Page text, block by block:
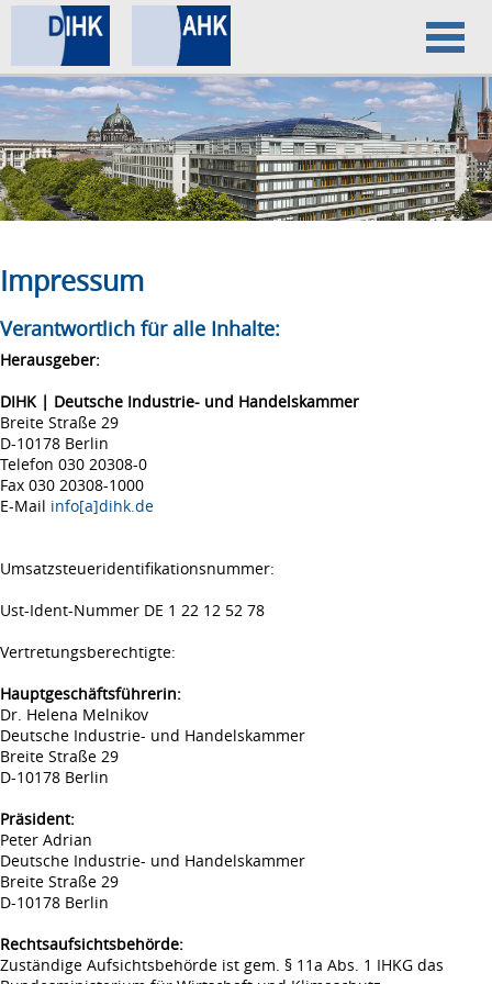
Home
Datenschutz
Impressum
Impressum
Verantwortlich für alle Inhalte:
Herausgeber:
DIHK | Deutsche Industrie- und Handelskammer
Breite Straße 29
D-10178 Berlin
Telefon 030 20308-0
Fax 030 20308-1000
E-Mail info[a]dihk.de
Umsatzsteueridentifikationsnummer:
Ust-Ident-Nummer DE 1 22 12 52 78
Vertretungsberechtigte:
Hauptgeschäftsführerin:
Dr. Helena Melnikov
Deutsche Industrie- und Handelskammer
Breite Straße 29
D-10178 Berlin
Präsident:
Peter Adrian
Deutsche Industrie- und Handelskammer
Breite Straße 29
D-10178 Berlin
Rechtsaufsichtsbehörde:
Zuständige Aufsichtsbehörde ist gem. § 11a Abs. 1 IHKG das